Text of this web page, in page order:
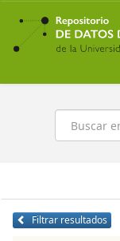
Ir
contenido
principal
Buscar
Filtrar resultados